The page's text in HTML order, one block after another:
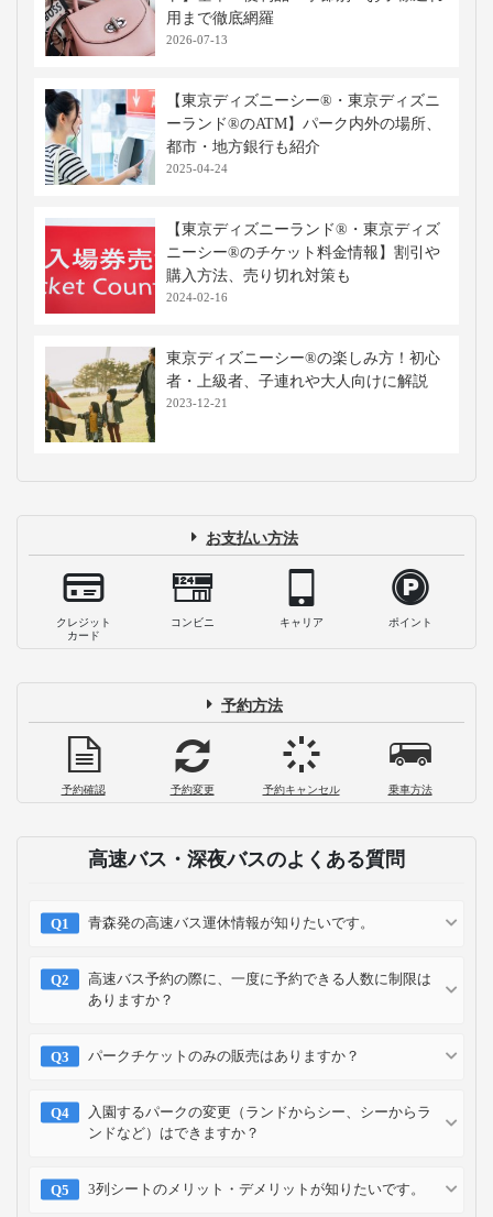
用まで徹底網羅
2026-07-13
【東京ディズニーシー®・東京ディズニ
ーランド®のATM】パーク内外の場所、
都市・地方銀行も紹介
2025-04-24
【東京ディズニーランド®・東京ディズ
ニーシー®のチケット料金情報】割引や
購入方法、売り切れ対策も
2024-02-16
東京ディズニーシー®の楽しみ方！初心
者・上級者、子連れや大人向けに解説
2023-12-21
お支払い方法
クレジット
カード
コンビニ キャリア ポイント
予約方法
予約確認 予約変更 予約キャンセル 乗車方法
高速バス・深夜バスのよくある質問
青森発の高速バス運休情報が知りたいです。
高速バス予約の際に、一度に予約できる人数に制限は
ありますか？
パークチケットのみの販売はありますか？
入園するパークの変更（ランドからシー、シーからラ
ンドなど）はできますか？
3列シートのメリット・デメリットが知りたいです。